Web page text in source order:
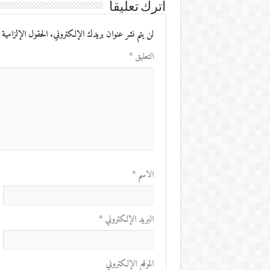
اترك تعليقاً
لن يتم نشر عنوان بريدك الإلكتروني. الحقول
التعليق*
الاسم*
البريد الإلكتروني*
الموقع الإلكتروني